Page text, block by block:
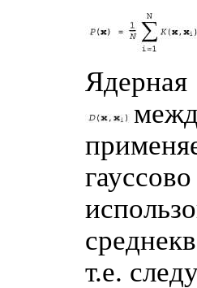
Ядерная
т.е.